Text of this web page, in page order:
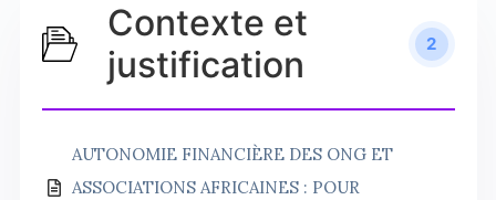
Contexte et
justification
2
AUTONOMIE FINANCIÈRE DES ONG ET
ASSOCIATIONS AFRICAINES : POUR